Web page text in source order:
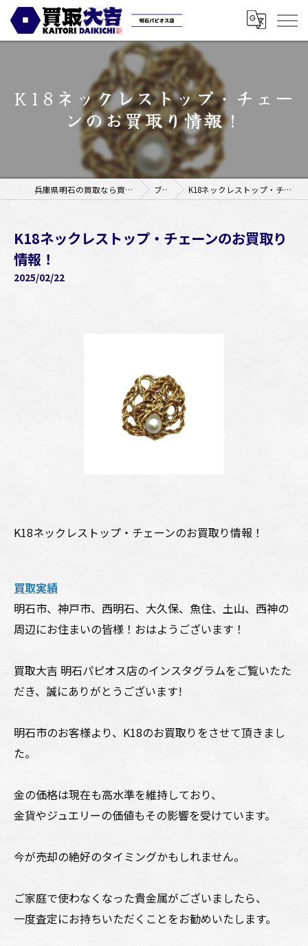
K18ネックレストップ・チェー
ンのお買取り情報！
兵庫県明石の買取なら買取大吉明石パピオス店 ブログ K18ネックレストップ・チェーンのお買取り情報！
K18ネックレストップ・チェーンのお買取り
情報！
2025/02/22
K18ネックレストップ・チェーンのお買取り情報！
買取実績
明石市、神戸市、西明石、大久保、魚住、土山、西神の
周辺にお住まいの皆様！おはようございます！
買取大吉 明石パピオス店のインスタグラムをご覧いたた
だき、誠にありがとうございます!
明石市のお客様より、K18のお買取りをさせて頂きまし
た。
金の価格は現在も高水準を維持しており、
金貨やジュエリーの価値もその影響を受けています。
今が売却の絶好のタイミングかもしれません。
ご家庭で使わなくなった貴金属がございましたら、
一度査定にお持ちいただくことをお勧めいたします。